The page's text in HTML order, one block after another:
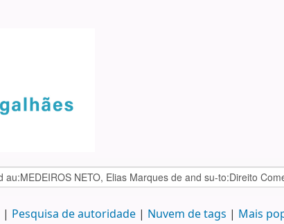
Pesquisa de autoridade Nuvem de tags Mais